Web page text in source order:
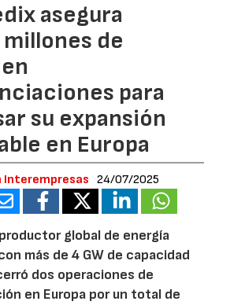
asegura
de
para
su expansión
en Europa
Interempresas 24/07/2025
global de energía
más de 4 GW de capacidad
dos operaciones de
en Europa por un total de